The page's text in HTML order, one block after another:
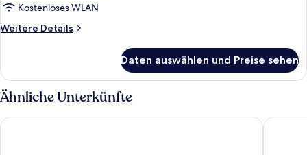
Kostenloses WLAN
Weitere Details
Weitere
Daten auswählen und Preise sehen
Ähnliche Unterkünfte
Hotel Giralda Center Hotel